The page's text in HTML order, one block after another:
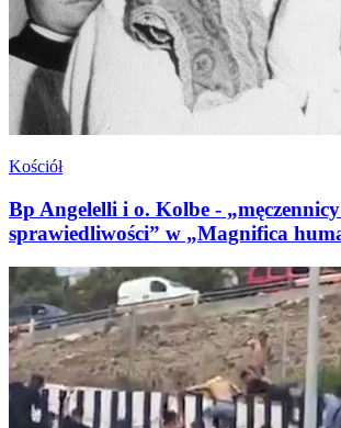
Kościół
Bp Angelelli i o. Kolbe -
sprawiedliwości” w „Magnifica